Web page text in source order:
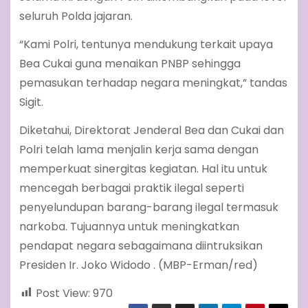
seluruh Polda jajaran.
“Kami Polri, tentunya mendukung terkait upaya
Bea Cukai guna menaikan PNBP sehingga
pemasukan terhadap negara meningkat,” tandas
Sigit.
Diketahui, Direktorat Jenderal Bea dan Cukai dan
Polri telah lama menjalin kerja sama dengan
memperkuat sinergitas kegiatan. Hal itu untuk
mencegah berbagai praktik ilegal seperti
penyelundupan barang-barang ilegal termasuk
narkoba. Tujuannya untuk meningkatkan
pendapat negara sebagaimana diintruksikan
Presiden Ir. Joko Widodo . (MBP-Erman/red)
Post View: 970